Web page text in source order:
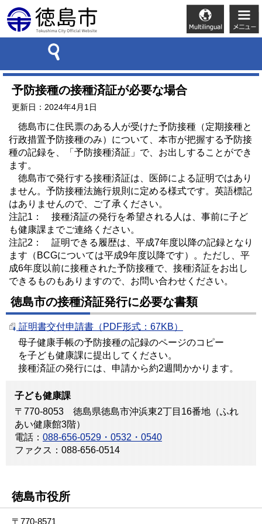
予防接種の接種済証が必要な場合
更新日：2024年4月1日
徳島市に住民票のある人が受けた予防接種（定期接種と
行政措置予防接種のみ）について、本市が把握する予防接
種の記録を、「予防接種済証」で、お出しすることができ
ます。
徳島市で発行する接種済証は、医師による証明ではあり
ません。予防接種法施行規則に定める様式です。英語標記
はありませんので、ご了承ください。
注記1： 接種済証の発行を希望される人は、事前に子ど
も健康課までご連絡ください。
注記2： 証明できる履歴は、平成7年度以降の記録となり
ます（BCGについては平成9年度以降です）。ただし、平
成6年度以前に接種された予防接種で、接種済証をお出し
できるものもありますので、お問い合わせください。
徳島市の接種済証発行に必要な書類
証明書交付申請書（PDF形式：67KB）
母子健康手帳の予防接種の記録のページのコピー
を子ども健康課に提出してください。
接種済証の発行には、申請から約2週間かかります。
子ども健康課
〒770-8053 徳島県徳島市沖浜東2丁目16番地（ふれ
あい健康館3階）
電話： 088-656-0529・0532・0540
ファクス：088-656-0514
徳島市役所
〒770-8571